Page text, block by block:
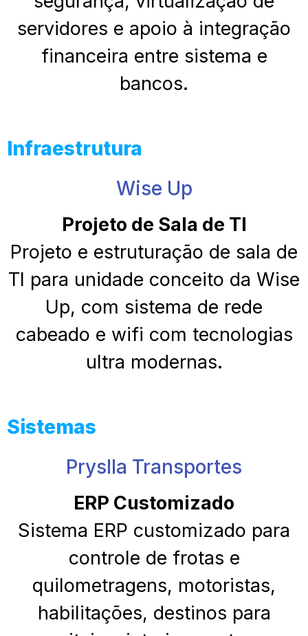
servidores e apoio à integração
financeira entre sistema e
bancos.
Infraestrutura
Wise Up
Projeto de Sala de TI
Projeto e estruturação de sala de
TI para unidade conceito da Wise
Up, com sistema de rede
cabeado e wifi com tecnologias
ultra modernas.
Sistemas
Pryslla Transportes
ERP Customizado
Sistema ERP customizado para
controle de frotas e
quilometragens, motoristas,
habilitações, destinos para